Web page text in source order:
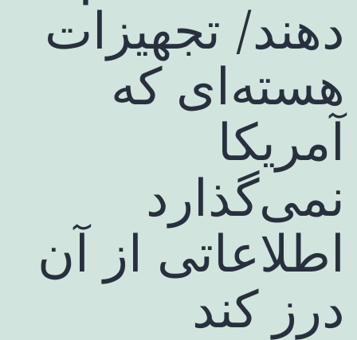
دهند/ تجهیزات
هسته‌ای که
آمریکا
نمی‌گذارد
اطلاعاتی از آن
درز کند